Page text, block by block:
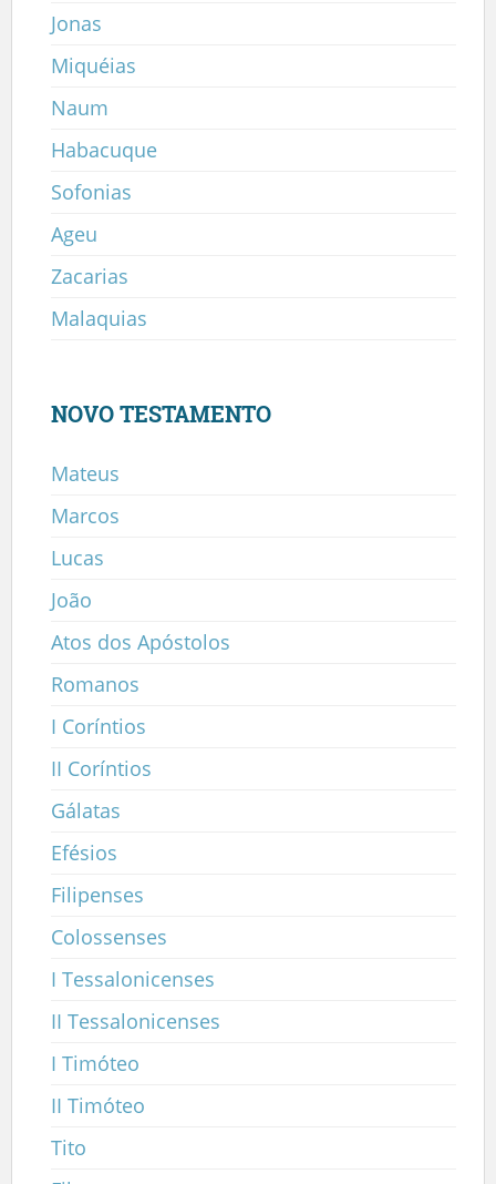
Jonas
Miquéias
Naum
Habacuque
Sofonias
Ageu
Zacarias
Malaquias
NOVO TESTAMENTO
Mateus
Marcos
Lucas
João
Atos dos Apóstolos
Romanos
I Coríntios
II Coríntios
Gálatas
Efésios
Filipenses
Colossenses
I Tessalonicenses
II Tessalonicenses
I Timóteo
II Timóteo
Tito